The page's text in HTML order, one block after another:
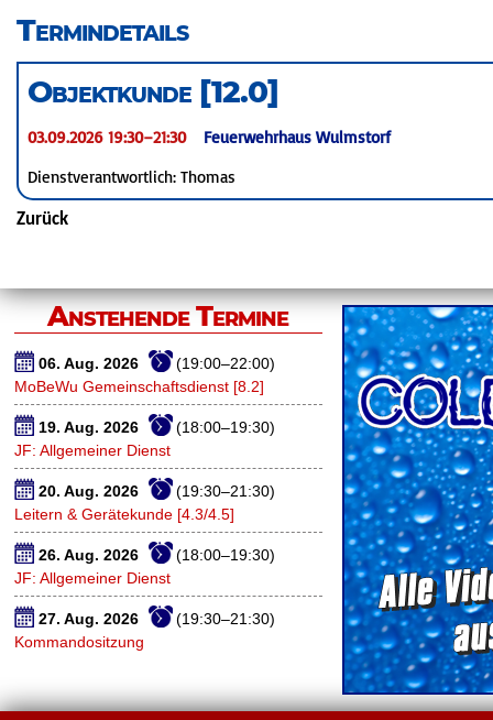
Termindetails
Objektkunde [12.0]
03.09.2026 19:30–21:30
Feuerwehrhaus Wulmstorf
Dienstverantwortlich: Thomas
Zurück
Anstehende Termine
06. Aug. 2026
(19:00–22:00)
MoBeWu Gemeinschaftsdienst [8.2]
19. Aug. 2026
(18:00–19:30)
JF: Allgemeiner Dienst
20. Aug. 2026
(19:30–21:30)
Leitern & Gerätekunde [4.3/4.5]
26. Aug. 2026
(18:00–19:30)
JF: Allgemeiner Dienst
27. Aug. 2026
(19:30–21:30)
Kommandositzung